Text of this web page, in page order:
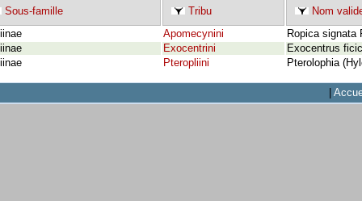
Sous-famille Tribu
Nom
Apomecynini
Ropica signata
Exocentrini
Exocentrus
Pteropliini Pterolophia